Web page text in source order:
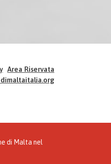
Area Riservata
di Malta nel